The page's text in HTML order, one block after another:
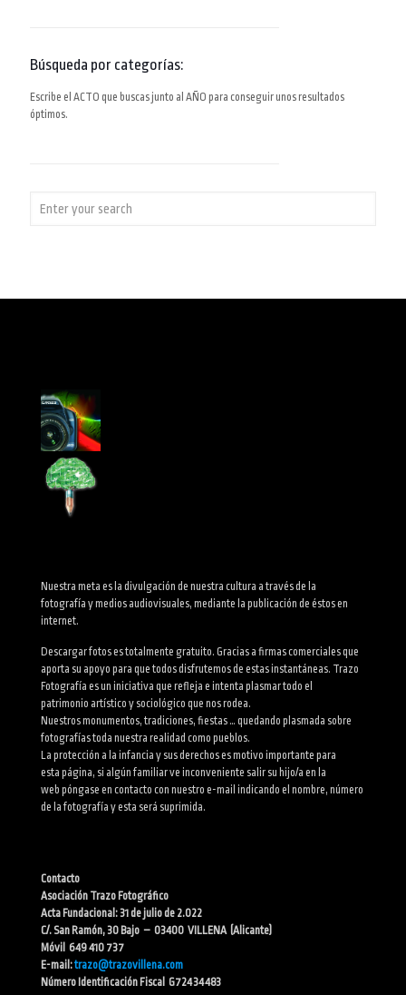
Búsqueda por categorías:
Escribe el ACTO que buscas junto al AÑO para conseguir unos resultados
óptimos.
Nuestra meta es la divulgación de nuestra cultura a través de la
fotografía y medios audiovisuales, mediante la publicación de éstos en
internet.
Descargar fotos es totalmente gratuito. Gracias a firmas comerciales que
aporta su apoyo para que todos disfrutemos de estas instantáneas. Trazo
Fotografía es un iniciativa que refleja e intenta plasmar todo el
patrimonio artístico y sociológico que nos rodea.
Nuestros monumentos, tradiciones, fiestas … quedando plasmada sobre
fotografías toda nuestra realidad como pueblos.
La protección a la infancia y sus derechos es motivo importante para
esta página, si algún familiar ve inconveniente salir su hijo/a en la
web póngase en contacto con nuestro e-mail indicando el nombre, número
de la fotografía y esta será suprimida.
Contacto
Asociación Trazo Fotográfico
Acta Fundacional: 31 de julio de 2.022
C/. San Ramón, 30 Bajo – 03400 VILLENA (Alicante)
Móvil 649 410 737
E-mail:trazo@trazovillena.com
Número Identificación Fiscal G72434483